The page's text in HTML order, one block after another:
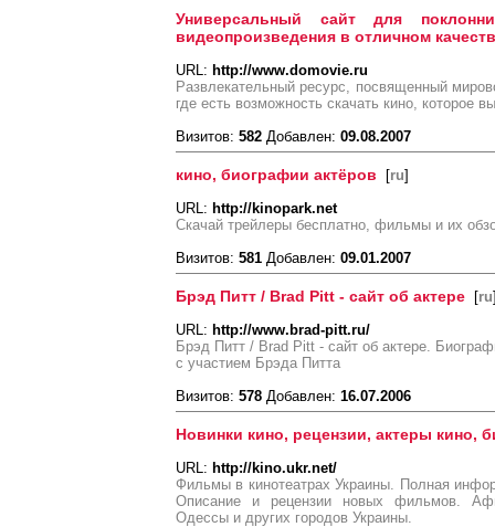
Универсальный сайт для
видеопроизведения в отличном
URL: http://www.domovie.ru
Развлекательный ресурс, посвященный
где есть возможность скачать кино, которое
Визитов: 582 Добавлен: 09.08.2007
кино, биографии актёров [ru]
URL: http://kinopark.net
Скачай трейлеры бесплатно, фильмы и их
Визитов: 581 Добавлен: 09.01.2007
Брэд Питт / Brad Pitt - сайт об актере [ru
URL: http://www.brad-pitt.ru/
Брэд Питт / Brad Pitt - сайт об актере.
с участием Брэда Питта
Визитов: 578 Добавлен: 16.07.2006
Новинки кино, рецензии, актеры кино,
URL: http://kino.ukr.net/
Фильмы в кинотеатрах Украины. Полная
Описание и рецензии новых фильмов.
Одессы и других городов Украины.